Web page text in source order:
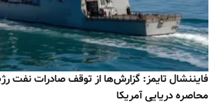
فایننشال تایمز: گزارش‌ها از توقف صادرات نفت
محاصره دریایی آمریکا